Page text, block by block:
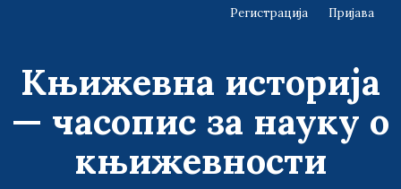
Књижевна историја
— часопис за науку о
књижевности
Регистрација Пријава